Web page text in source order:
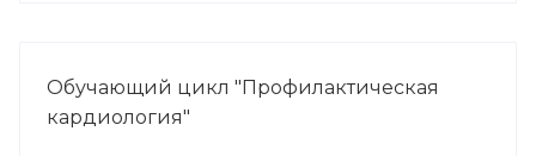
Обучающий цикл "Профилактическая
кардиология"